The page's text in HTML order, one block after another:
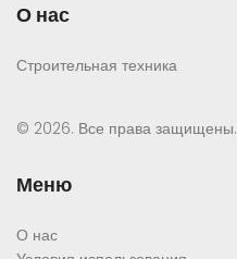
О нас
Строительная техника
© 2026. Все права защищены.
Меню
О нас